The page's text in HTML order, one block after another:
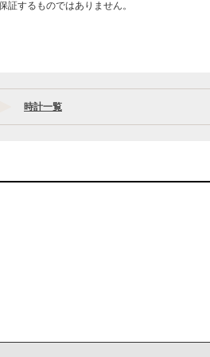
するものではありません。
時計一覧